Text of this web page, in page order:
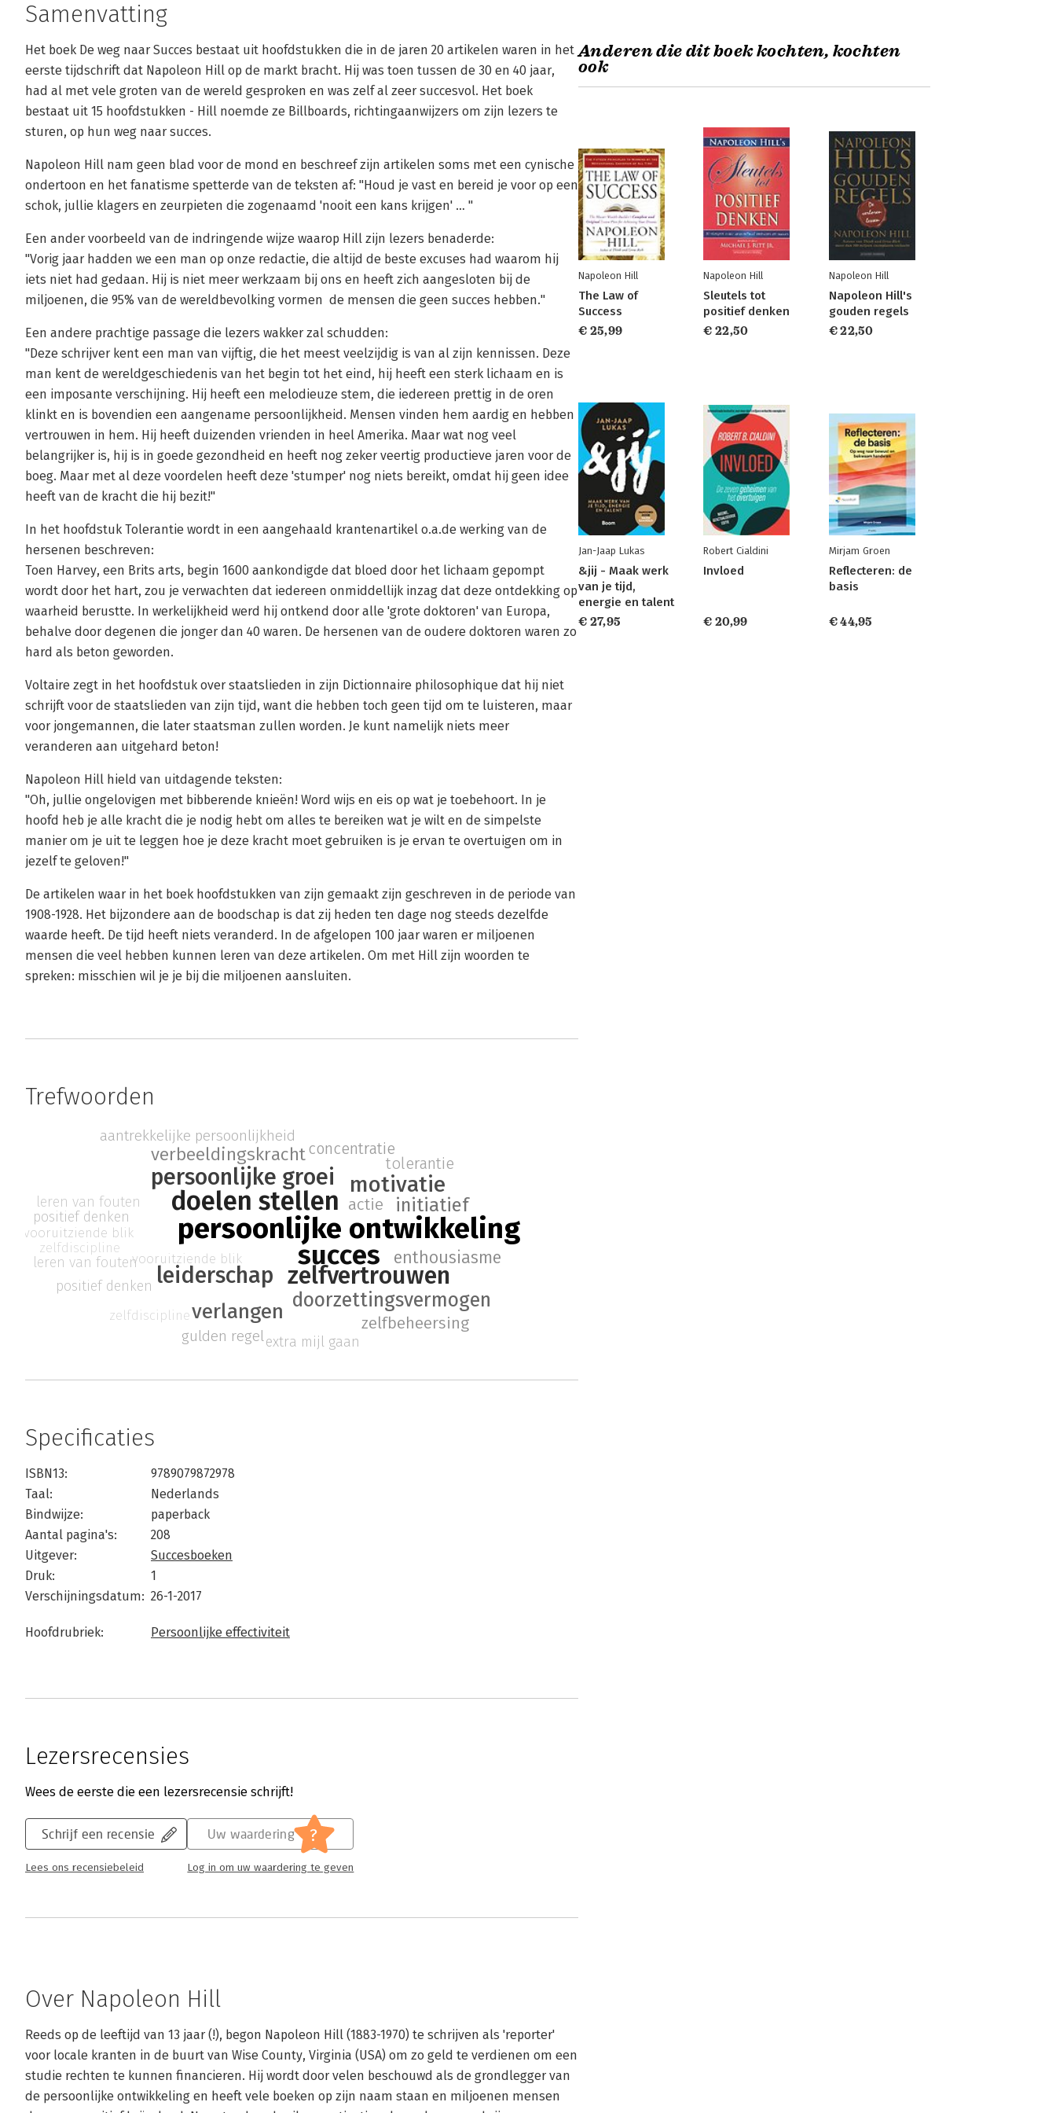
Samenvatting
Het boek De weg naar Succes bestaat uit hoofdstukken die in de jaren 20 artikelen waren in het
eerste tijdschrift dat Napoleon Hill op de markt bracht. Hij was toen tussen de 30 en 40 jaar,
had al met vele groten van de wereld gesproken en was zelf al zeer succesvol. Het boek
bestaat uit 15 hoofdstukken - Hill noemde ze Billboards, richtingaanwijzers om zijn lezers te
sturen, op hun weg naar succes.
Napoleon Hill nam geen blad voor de mond en beschreef zijn artikelen soms met een cynische
ondertoon en het fanatisme spetterde van de teksten af: "Houd je vast en bereid je voor op een
schok, jullie klagers en zeurpieten die zogenaamd 'nooit een kans krijgen' … "
Een ander voorbeeld van de indringende wijze waarop Hill zijn lezers benaderde:
"Vorig jaar hadden we een man op onze redactie, die altijd de beste excuses had waarom hij
iets niet had gedaan. Hij is niet meer werkzaam bij ons en heeft zich aangesloten bij de
miljoenen, die 95% van de wereldbevolking vormen ­ de mensen die geen succes hebben."
Een andere prachtige passage die lezers wakker zal schudden:
"Deze schrijver kent een man van vijftig, die het meest veelzijdig is van al zijn kennissen. Deze
man kent de wereldgeschiedenis van het begin tot het eind, hij heeft een sterk lichaam en is
een imposante verschijning. Hij heeft een melodieuze stem, die iedereen prettig in de oren
klinkt en is bovendien een aangename persoonlijkheid. Mensen vinden hem aardig en hebben
vertrouwen in hem. Hij heeft duizenden vrienden in heel Amerika. Maar wat nog veel
belangrijker is, hij is in goede gezondheid en heeft nog zeker veertig productieve jaren voor de
boeg. Maar met al deze voordelen heeft deze 'stumper' nog niets bereikt, omdat hij geen idee
heeft van de kracht die hij bezit!"
In het hoofdstuk Tolerantie wordt in een aangehaald krantenartikel o.a.de werking van de
hersenen beschreven:
Toen Harvey, een Brits arts, begin 1600 aankondigde dat bloed door het lichaam gepompt
wordt door het hart, zou je verwachten dat iedereen onmiddellijk inzag dat deze ontdekking op
waarheid berustte. In werkelijkheid werd hij ontkend door alle 'grote doktoren' van Europa,
behalve door degenen die jonger dan 40 waren. De hersenen van de oudere doktoren waren zo
hard als beton geworden.
Voltaire zegt in het hoofdstuk over staatslieden in zijn Dictionnaire philosophique dat hij niet
schrijft voor de staatslieden van zijn tijd, want die hebben toch geen tijd om te luisteren, maar
voor jongemannen, die later staatsman zullen worden. Je kunt namelijk niets meer
veranderen aan uitgehard beton!
Napoleon Hill hield van uitdagende teksten:
"Oh, jullie ongelovigen met bibberende knieën! Word wijs en eis op wat je toebehoort. In je
hoofd heb je alle kracht die je nodig hebt om alles te bereiken wat je wilt en de simpelste
manier om je uit te leggen hoe je deze kracht moet gebruiken is je ervan te overtuigen om in
jezelf te geloven!"
De artikelen waar in het boek hoofdstukken van zijn gemaakt zijn geschreven in de periode van
1908-1928. Het bijzondere aan de boodschap is dat zij heden ten dage nog steeds dezelfde
waarde heeft. De tijd heeft niets veranderd. In de afgelopen 100 jaar waren er miljoenen
mensen die veel hebben kunnen leren van deze artikelen. Om met Hill zijn woorden te
spreken: misschien wil je je bij die miljoenen aansluiten.
Trefwoorden
persoonlijke ontwikkeling
succes
doelen stellen
zelfvertrouwen
leiderschap
persoonlijke groei motivatie
doorzettingsvermogen
verlangen
verbeeldingskracht
initiatief
enthousiasme
actie
concentratie
zelfbeheersing
tolerantie
extra mijl gaan
gulden regel
aantrekkelijke persoonlijkheid
zelfdiscipline
vooruitziende blik
positief denken
leren van fouten
zelfdiscipline
vooruitziende blik
positief denken
leren van fouten
Specificaties
ISBN13:
9789079872978
Taal:
Nederlands
Bindwijze:
paperback
Aantal pagina's:
208
Uitgever:
Succesboeken
Druk:
1
Verschijningsdatum: 26-1-2017
Hoofdrubriek: Persoonlijke effectiviteit
Lezersrecensies
Wees de eerste die een lezersrecensie schrijft!
Schrijf een recensie
Lees ons recensiebeleid
Uw waardering ?
Log in om uw waardering te geven
Over Napoleon Hill
Reeds op de leeftijd van 13 jaar (!), begon Napoleon Hill (1883-1970) te schrijven als 'reporter'
voor locale kranten in de buurt van Wise County, Virginia (USA) om zo geld te verdienen om een
studie rechten te kunnen financieren. Hij wordt door velen beschouwd als de grondlegger van
de persoonlijke ontwikkeling en heeft vele boeken op zijn naam staan en miljoenen mensen
Anderen die dit boek kochten, kochten
ook
Napoleon Hill
The Law of
Success
€ 25,99
Napoleon Hill
Sleutels tot
positief denken
€ 22,50
Napoleon Hill
Napoleon Hill's
gouden regels
€ 22,50
Jan-Jaap Lukas
&jij - Maak werk
van je tijd,
energie en talent
€ 27,95
Robert Cialdini
Invloed
€ 20,99
Mirjam Groen
Reflecteren: de
basis
€ 44,95